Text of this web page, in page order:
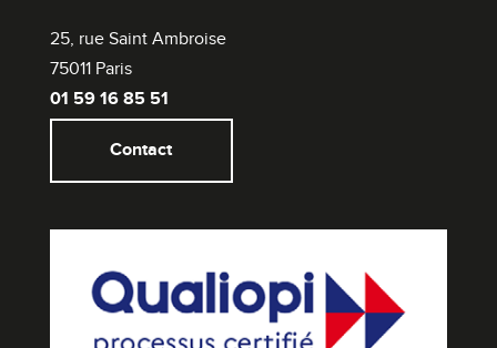
25, rue Saint Ambroise
75011 Paris
01 59 16 85 51
Contact